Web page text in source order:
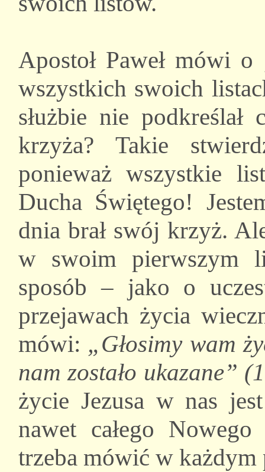
Apostoł Paweł mówi o
wszystkich swoich
służbie nie podkreślał
krzyża? Takie
ponieważ wszystkie
Ducha Świętego!
dnia brał swój krzyż.
w swoim pierwszym
sposób – jako o
przejawach życia
mówi: „Głosimy wam
nam zostało ukazane”
życie Jezusa w nas
nawet całego
trzeba mówić w każdym